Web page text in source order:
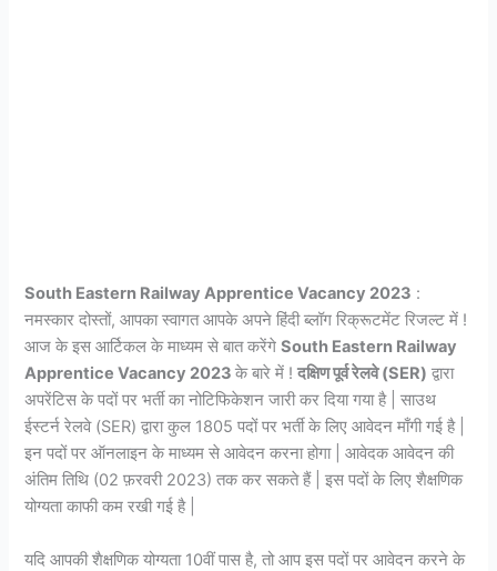
South Eastern Railway Apprentice Vacancy 2023 :
नमस्कार दोस्तों, आपका स्वागत आपके अपने हिंदी ब्लॉग रिक्रूटमेंट रिजल्ट में !
आज के इस आर्टिकल के माध्यम से बात करेंगेSouth Eastern Railway
Apprentice Vacancy 2023 के बारे में !दक्षिण पूर्व रेलवे (SER) द्वारा
अपरेंटिस के पदों पर भर्ती का नोटिफिकेशन जारी कर दिया गया है | साउथ
ईस्टर्न रेलवे (SER) द्वारा कुल 1805 पदों पर भर्ती के लिए आवेदन माँगी गई है |
इन पदों पर ऑनलाइन के माध्यम से आवेदन करना होगा | आवेदक आवेदन की
अंतिम तिथि (02 फ़रवरी 2023) तक कर सकते हैं | इस पदों के लिए शैक्षणिक
योग्यता काफी कम रखी गई है |
यदि आपकी शैक्षणिक योग्यता 10वीं पास है, तो आप इस पदों पर आवेदन करने के